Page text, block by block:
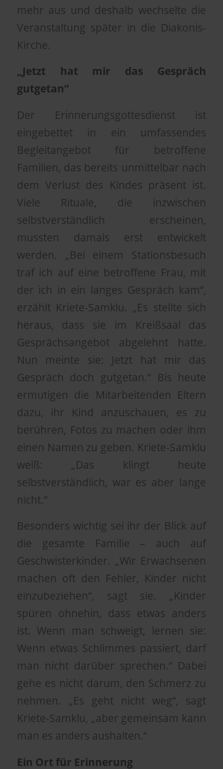
mehr aus und deshalb wechselte die
Veranstaltung später in die Diakonis-
Kirche.
„Jetzt hat mir das Gespräch
gutgetan“
Der Erinnerungsgottesdienst ist
eingebettet in ein umfassendes
Begleitangebot für betroffene
Familien, das bereits unmittelbar nach
dem Verlust des Kindes präsent ist.
Viele Rituale, die inzwischen
selbstverständlich erscheinen,
mussten damals erst entwickelt
werden. „Bei einem Stationsbesuch
traf ich auf eine betroffene Frau, mit
der ich in ein langes Gespräch kam“,
erzählt Kriete-Samklu. „Es stellte sich
heraus, dass sie im Kreißsaal das
Gesprächsangebot abgelehnt hatte.
Nun meinte sie: Jetzt hat mir das
Gespräch doch gutgetan.“ Bis heute
ermutigen die Mitarbeitenden Eltern
dazu, ihr Kind anzuschauen, es zu
berühren, Fotos zu machen oder ihm
einen Namen zu geben. Kriete-Samklu
weiß: „Das klingt heute
selbstverständlich, war es aber lange
nicht.“
Besonders wichtig sei ihr der Blick auf
die gesamte Familie – auch auf
Geschwisterkinder. „Wir Erwachsenen
machen oft den Fehler, Kinder nicht
einzubeziehen“, sagt sie. „Kinder
spüren ohnehin, dass etwas anders
ist. Wenn man schweigt, lernen sie:
Wenn etwas Schlimmes passiert, darf
man nicht darüber sprechen.“ Dabei
gehe es nicht darum, den Schmerz zu
nehmen. „Es geht nicht weg“, sagt
Kriete-Samklu, „aber gemeinsam kann
man es anders aushalten.“
Ein Ort für Erinnerung